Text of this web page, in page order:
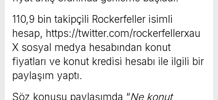
110,9 bin takipçili Rockerfeller isimli
hesap, https://twitter.com/rockerfellerxau
X sosyal medya hesabından konut
fiyatları ve konut kredisi hesabı ile ilgili bir
paylaşım yaptı.
Söz konusu paylaşımda “Ne konut